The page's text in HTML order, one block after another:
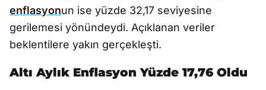
enflasyonun ise yüzde 32,17 seviyesine
gerilemesi yönündeydi. Açıklanan veriler
beklentilere yakın gerçekleşti.
Altı Aylık Enflasyon Yüzde 17,76 Oldu